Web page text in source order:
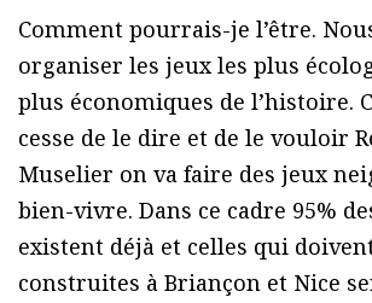
Comment pourrais-je l’être.
organiser les jeux les plus
plus économiques de l’histoire.
cesse de le dire et de le vouloir
Muselier on va faire des jeux
bien-vivre. Dans ce cadre 95%
existent déjà et celles qui
construites à Briançon et Nice